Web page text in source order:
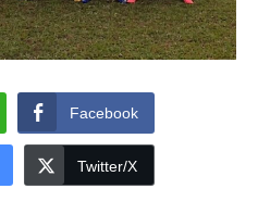
Facebook
Twitter/X